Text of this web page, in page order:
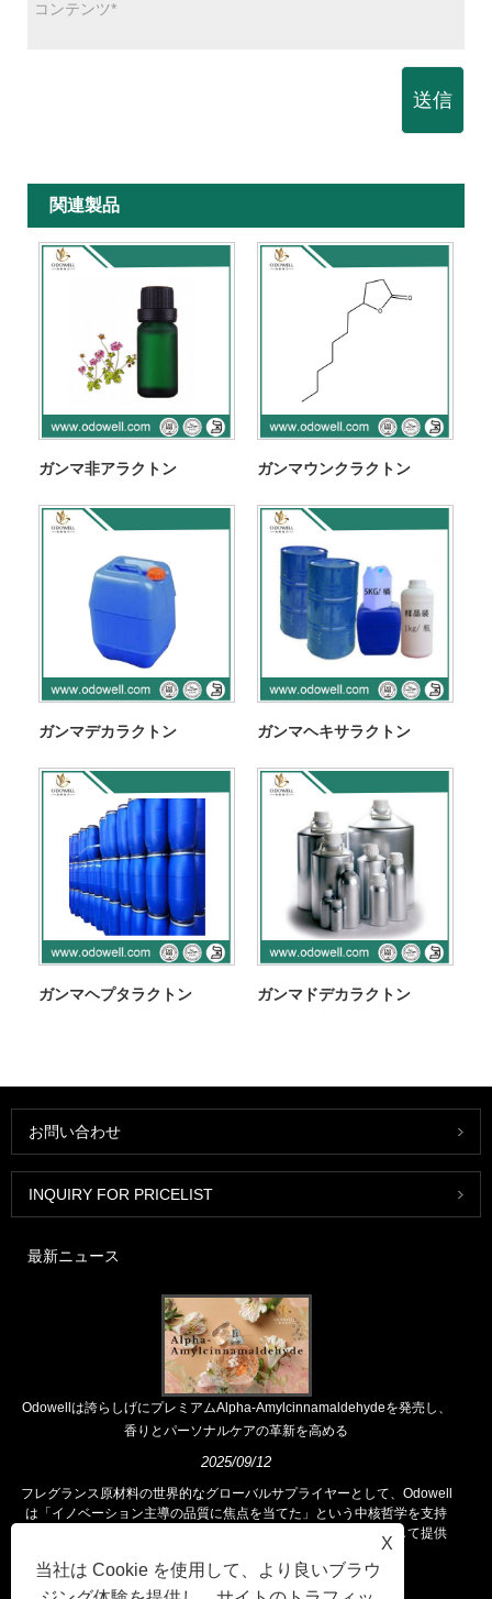
送信
関連製品
ガンマ非アラクトン ガンマウンクラクトン
ガンマデカラクトン ガンマヘキサラクトン
ガンマヘプタラクトン ガンマドデカラクトン
お問い合わせ
INQUIRY FOR PRICELIST
最新ニュース
Odowellは誇らしげにプレミアムAlpha-Amylcinnamaldehydeを発売し、
香りとパーソナルケアの革新を高める
2025/09/12
フレグランス原材料の世界的なグローバルサプライヤーとして、Odowell
は「イノベーション主導の品質に焦点を当てた」という中核哲学を支持
し、世界中の顧客に優れたフレグランスソリューションを一貫して提供
X
当社は Cookie を使用して、より良いブラウ